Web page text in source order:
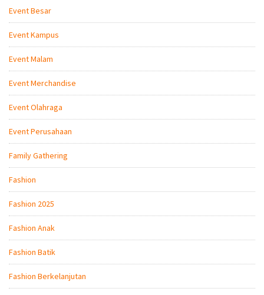
Event Besar
Event Kampus
Event Malam
Event Merchandise
Event Olahraga
Event Perusahaan
Family Gathering
Fashion
Fashion 2025
Fashion Anak
Fashion Batik
Fashion Berkelanjutan